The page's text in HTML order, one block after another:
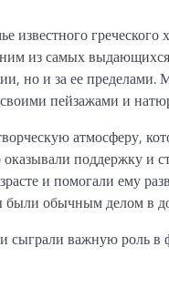
известного
из самых
но и за ее
пейзажами и
атмосферу,
поддержку и
и помогали ему
были обычным делом в
сыграли важную роль